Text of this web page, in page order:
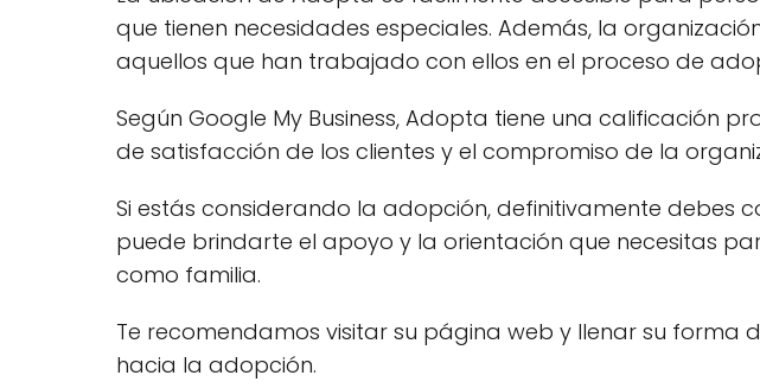
que tienen necesidades especiales. Además, la
aquellos que han trabajado con ellos en el proceso de
Según Google My Business, Adopta tiene una calificación
de satisfacción de los clientes y el compromiso de la
Si estás considerando la adopción, definitivamente debes
puede brindarte el apoyo y la orientación que necesitas
como familia.
Te recomendamos visitar su página web y llenar su
hacia la adopción.